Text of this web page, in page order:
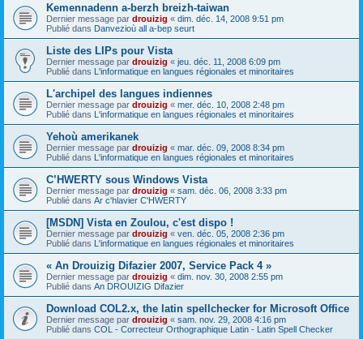
Kemennadenn a-berzh breizh-taiwan
Dernier message par drouizig « dim. déc. 14, 2008 9:51 pm
Publié dans Danvezioù all a-bep seurt
Liste des LIPs pour Vista
Dernier message par drouizig « jeu. déc. 11, 2008 6:09 pm
Publié dans L'informatique en langues régionales et minoritaires
L'archipel des langues indiennes
Dernier message par drouizig « mer. déc. 10, 2008 2:48 pm
Publié dans L'informatique en langues régionales et minoritaires
Yehoù amerikanek
Dernier message par drouizig « mar. déc. 09, 2008 8:34 pm
Publié dans L'informatique en langues régionales et minoritaires
C’HWERTY sous Windows Vista
Dernier message par drouizig « sam. déc. 06, 2008 3:33 pm
Publié dans Ar c'hlavier C'HWERTY
[MSDN] Vista en Zoulou, c'est dispo !
Dernier message par drouizig « ven. déc. 05, 2008 2:36 pm
Publié dans L'informatique en langues régionales et minoritaires
« An Drouizig Difazier 2007, Service Pack 4 »
Dernier message par drouizig « dim. nov. 30, 2008 2:55 pm
Publié dans An DROUIZIG Difazier
Download COL2.x, the latin spellchecker for Microsoft Office
Dernier message par drouizig « sam. nov. 29, 2008 4:16 pm
Publié dans COL - Correcteur Orthographique Latin - Latin Spell Checker